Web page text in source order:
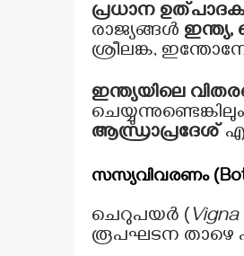
പ്രധാന
രാജ്യങ്ങൾ
ശ്രീലങ്ക,
ഇന്ത്യയിലെ
ചെയ്യുന്നുണ്ടെങ്കിലും
ആന്ധ്രാപ്രദേശ്
സസ്യവിവരണം
ചെറുപയർ (
രൂപഘടന താഴെ